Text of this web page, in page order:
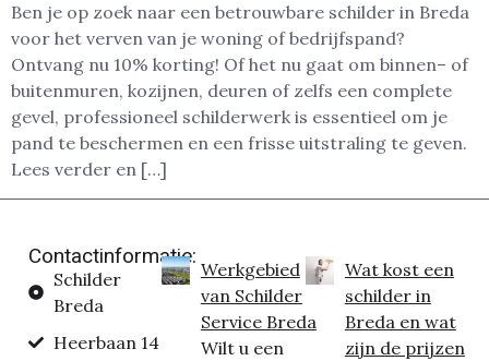
Ben je op zoek naar een betrouwbare schilder in Breda
voor het verven van je woning of bedrijfspand?
Ontvang nu 10% korting! Of het nu gaat om binnen– of
buitenmuren, kozijnen, deuren of zelfs een complete
gevel, professioneel schilderwerk is essentieel om je
pand te beschermen en een frisse uitstraling te geven.
Lees verder en […]
Contactinformatie:
Schilder
Breda
Heerbaan 14
Werkgebied
van Schilder
Service Breda
Wilt u een
Wat kost een
schilder in
Breda en wat
zijn de prijzen